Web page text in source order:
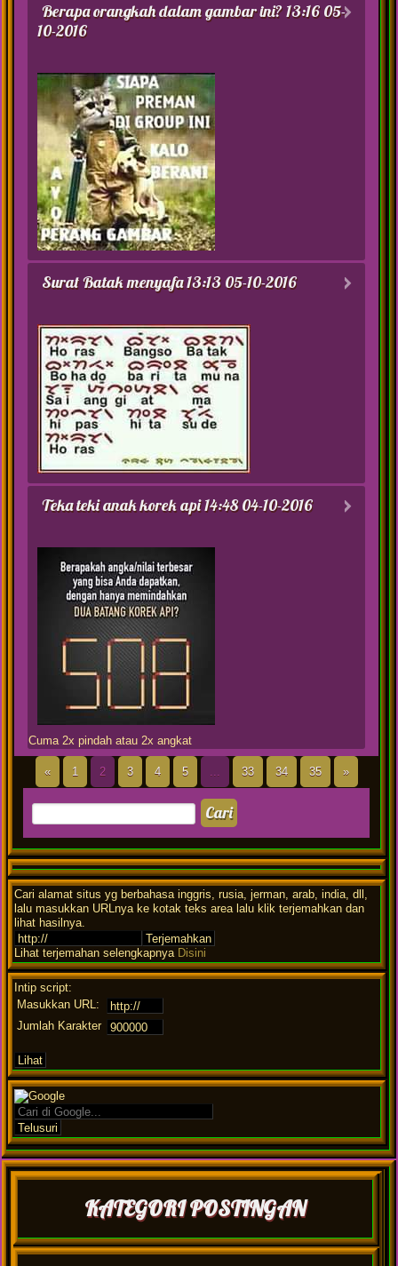
Berapa orangkah dalam gambar ini?13:16 05-
10-2016
Surat Batak menyafa13:13 05-10-2016
Teka teki anak korek api14:48 04-10-2016
Cuma 2x pindah atau 2x angkat
« 1 2 3 4 5 ... 33 34 35 »
Cari alamat situs yg berbahasa inggris, rusia, jerman, arab, india, dll,
lalu masukkan URLnya ke kotak teks area lalu klik terjemahkan dan
lihat hasilnya.
Lihat terjemahan selengkapnya Disini
Intip script:
Masukkan URL:
Jumlah Karakter
KATEGORI POSTINGAN